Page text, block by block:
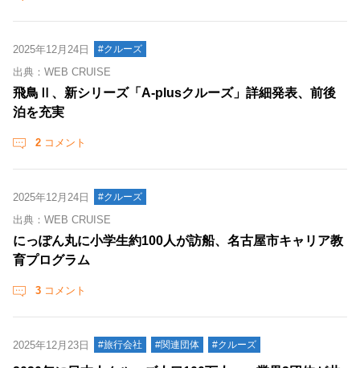
2025年12月24日 #クルーズ
出典：WEB CRUISE
飛鳥Ⅱ、新シリーズ「A-plusクルーズ」詳細発表、前後
泊を充実
2 コメント
2025年12月24日 #クルーズ
出典：WEB CRUISE
にっぽん丸に小学生約100人が訪船、名古屋市キャリア教
育プログラム
3 コメント
2025年12月23日 #旅行会社 #関連団体 #クルーズ